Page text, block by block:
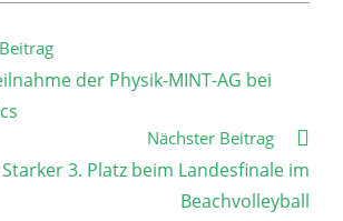
der Physik-MINT-AG bei
Nächster Beitrag
Starker 3. Platz beim Landesfinale im
Beachvolleyball